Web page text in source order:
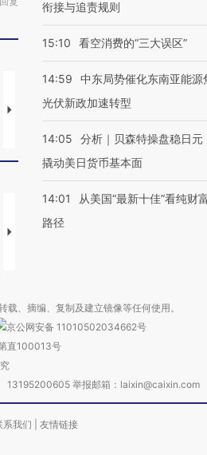
视线｜HYROX的吸金
术：是什么让中产们甘
心“花钱找虐”？
粒摇头丸 尿检体
毒品
【推广】走进第四届链博
衔接与追责规则
15:10 看空消费的“三大误区”
14:59
中东局势催化东南亚能源
光伏新政加速转型
14:05
分析｜贝森特操盘稳日元
撬动美日货币基本面
14:01
从美国“最新十佳”看纯财
路径
、摘编、复制及建立镜像等任何使用。
京公网安备 11010502034662号
直100013号
13195200605 举报邮箱：laixin@caixin.com
系我们 友情链接